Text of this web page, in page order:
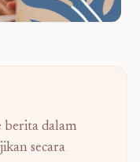
berita dalam
secara